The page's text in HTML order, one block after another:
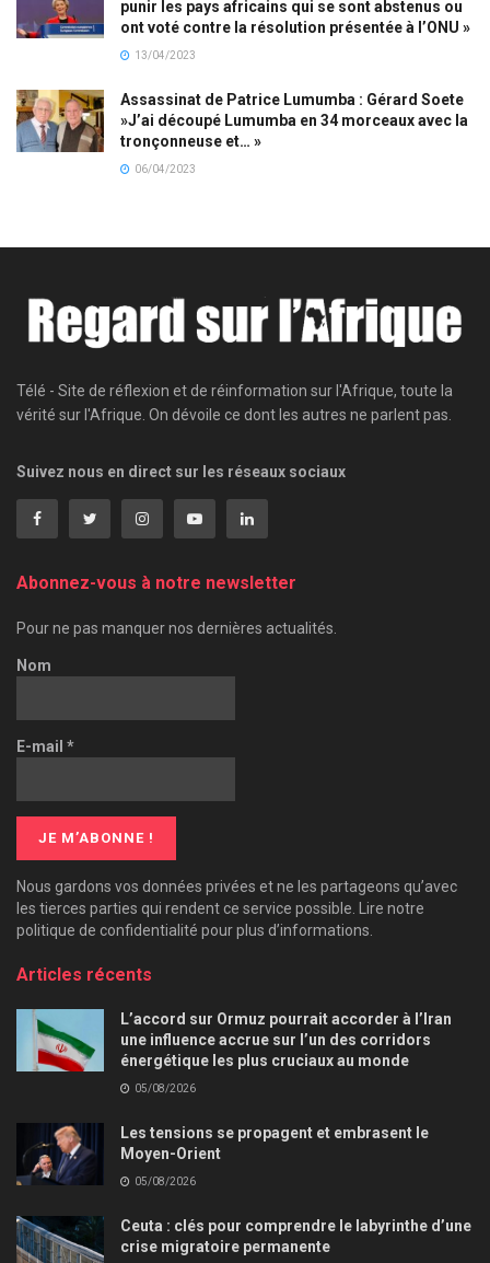
punir les pays africains qui se sont abstenus ou
ont voté contre la résolution présentée à l’ONU »
13/04/2023
Assassinat de Patrice Lumumba : Gérard Soete
»J’ai découpé Lumumba en 34 morceaux avec la
tronçonneuse et… »
06/04/2023
Télé - Site de réflexion et de réinformation sur l'Afrique, toute la
vérité sur l'Afrique. On dévoile ce dont les autres ne parlent pas.
Suivez nous en direct sur les réseaux sociaux
Abonnez-vous à notre newsletter
Pour ne pas manquer nos dernières actualités.
Nom
E-mail *
Nous gardons vos données privées et ne les partageons qu’avec
les tierces parties qui rendent ce service possible. Lire notre
politique de confidentialité pour plus d’informations.
Articles récents
L’accord sur Ormuz pourrait accorder à l’Iran
une influence accrue sur l’un des corridors
énergétique les plus cruciaux au monde
05/08/2026
Les tensions se propagent et embrasent le
Moyen-Orient
05/08/2026
Ceuta : clés pour comprendre le labyrinthe d’une
crise migratoire permanente